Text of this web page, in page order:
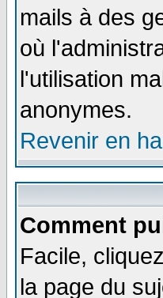
mails à des
où
l'utilisation
anonymes.
Revenir en
Comment
Facile,
la page du